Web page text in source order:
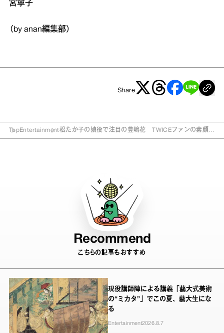
宮寧子
（by anan編集部）
Share
TopEntertainment松たか子の娘役で注目の豊嶋花 TWICEファンの素顔、
Recommend
こちらの記事もおすすめ
現役講師陣による講義「藝大式美術
の“ミカタ”」でこの夏、藝大生にな
る
Entertainment2026.8.7